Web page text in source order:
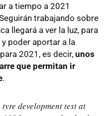
a tiempo a 2021
trabajando sobre
llegará a ver la luz, para
poder aportar a la
2021, es decir, unos
que permitan ir
.
development test at